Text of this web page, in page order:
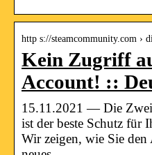
http s://steamcommunity.com ›
Kein Zugriff
Account! ::
15.11.2021 — Die
ist der beste Schutz für
Wir zeigen, wie Sie